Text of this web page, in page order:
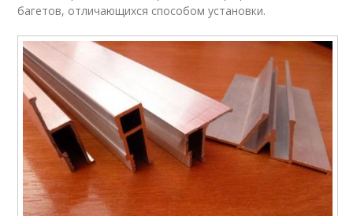
багетов, отличающихся способом установки.